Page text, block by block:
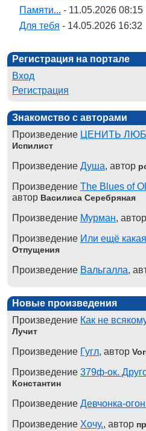
Памяти... - 11.05.2026 08:15
Для тебя - 14.05.2026 16:32
Регистрация на портале
Вход
Регистрация
Знакомство с авторами
Произведение ЦЕНИТЬ
Испилист
Произведение Душа, автор
Произведение The Blues of
автор Василиса Серебряная
Произведение Мурман, автор
Произведение Или ещё
Отпущения
Произведение Вальгалла,
Новые произведения
Произведение Как не
Лучит
Произведение Гугл, автор
Произведение 379ф-ок.
Константин
Произведение Девчонка-
Произведение Хочу., автор